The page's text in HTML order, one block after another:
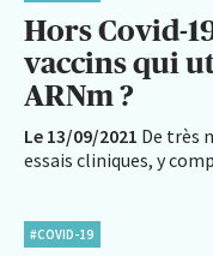
Hors Covid-
vaccins qui
ARNm ?
Le 13/09/2021 De très
essais cliniques, y
#COVID-19